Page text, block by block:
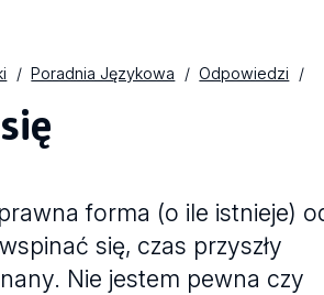
Poradnia Językowa Odpowiedzi
forma (o ile istnieje)
się, czas przyszły
Nie jestem pewna czy